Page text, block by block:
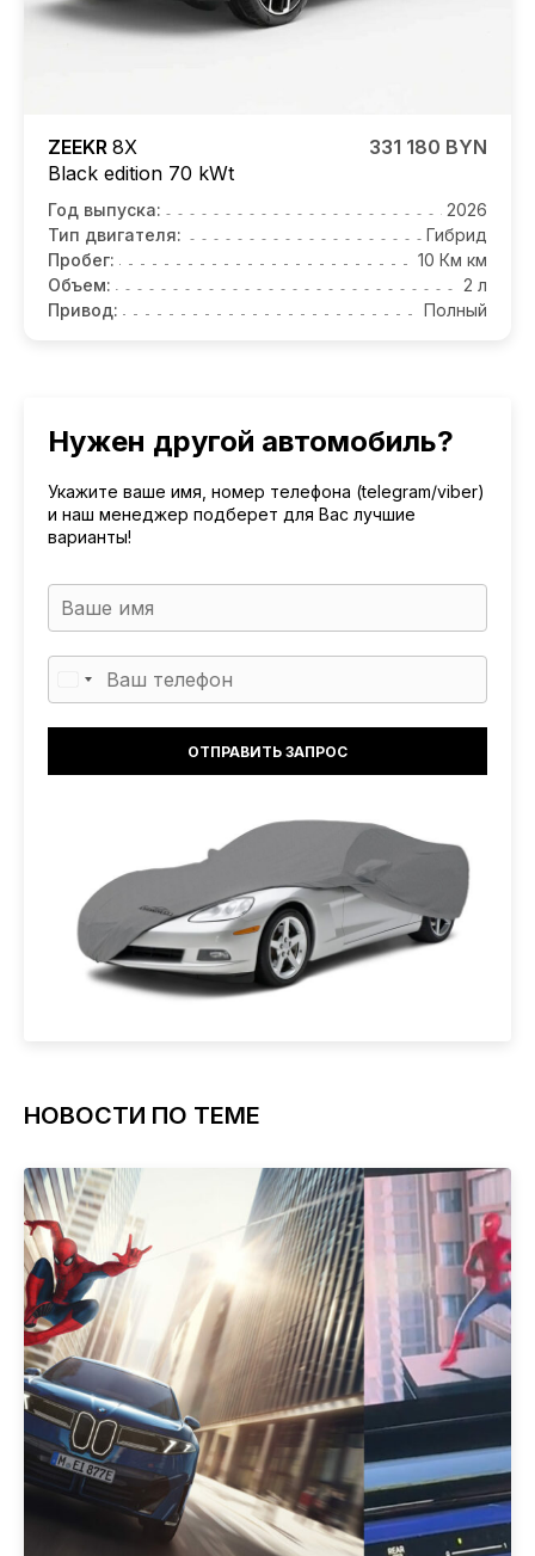
ZEEKR 8X
Black edition 70 kWt
331 180 BYN
Год выпуска:
2026
Тип двигателя:
Гибрид
Пробег:
10 Км км
Объем:
2 л
Привод:
Полный
Нужен другой автомобиль?
Укажите ваше имя, номер телефона (telegram/viber)
и наш менеджер подберет для Вас лучшие
варианты!
НОВОСТИ ПО ТЕМЕ